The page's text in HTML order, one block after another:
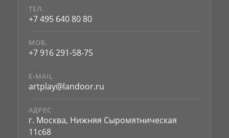
ТЕЛ.
+7 495 640 80 80
МОБ.
+7 916 291-58-75
E-MAIL
artplay@landoor.ru
АДРЕС
г. Москва, Нижняя Сыромятническая
11с68